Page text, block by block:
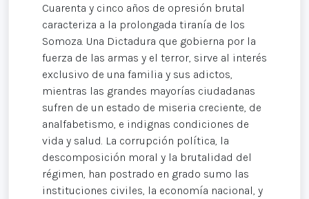
Cuarenta y cinco años de opresión brutal
caracteriza a la prolongada tiranía de los
Somoza. Una Dictadura que gobierna por la
fuerza de las armas y el terror, sirve al interés
exclusivo de una familia y sus adictos,
mientras las grandes mayorías ciudadanas
sufren de un estado de miseria creciente, de
analfabetismo, e indignas condiciones de
vida y salud. La corrupción política, la
descomposición moral y la brutalidad del
régimen, han postrado en grado sumo las
instituciones civiles, la economía nacional, y